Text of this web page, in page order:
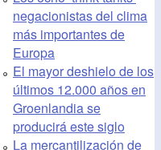
negacionistas del clima
más importantes de
Europa
El mayor deshielo de los
últimos 12.000 años en
Groenlandia se
producirá este siglo
La mercantilización de